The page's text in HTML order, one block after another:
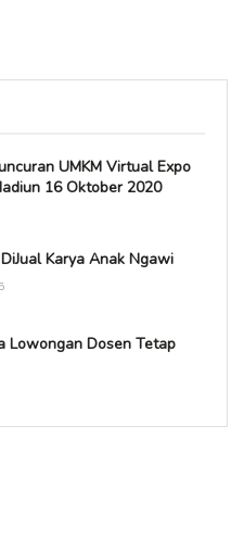
UMKM Virtual Expo
16 Oktober 2020
Karya Anak Ngawi
Lowongan Dosen Tetap